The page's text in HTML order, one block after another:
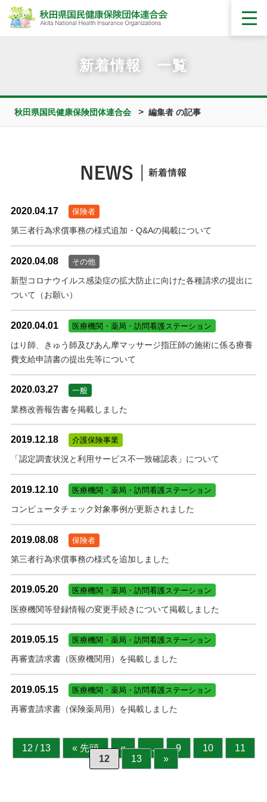
新着情報 一覧
秋田県国民健康保険団体連合会 > 編集者 の記事
2020.04.17 保険者
第三者行為求償事務の様式追加・Q&Aの掲載について
2020.04.08 その他
新型コロナウイルス感染症の拡大防止に向けた各種請求の提出に
ついて（お願い）
2020.04.01 医療機関・薬局・訪問看護ステーション
はり師、きゅう師及びあん摩マッサージ指圧師の施術に係る療養
費支給申請書の提出先等について
2020.03.27 一般
業務改善報告書を掲載しました
2019.12.18 介護保険事業
「認定調査状況と利用サービス不一致確認表」について
2019.12.10 医療機関・薬局・訪問看護ステーション
コンピュータチェック対象事例が更新されました
2019.08.08 保険者
第三者行為求償事務の様式を追加しました
2019.05.20 医療機関・薬局・訪問看護ステーション
医療機関等登録情報の変更手続きについて掲載しました
2019.05.15 医療機関・薬局・訪問看護ステーション
再審査請求書（医療機関用）を掲載しました
2019.05.15 医療機関・薬局・訪問看護ステーション
再審査請求書（保険薬局用）を掲載しました
12 / 13 « 先頭 « ... 9 10
11
12
13 »